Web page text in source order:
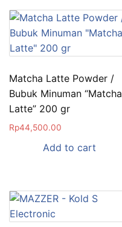
Matcha Latte Powder /
Bubuk Minuman “Matcha
Latte” 200 gr
Rp44,500.00
Add to cart